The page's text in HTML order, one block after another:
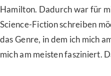
Hamilton. Dadurch war für
Science-Fiction schreiben
das Genre, in dem ich mich
mich am meisten fasziniert.